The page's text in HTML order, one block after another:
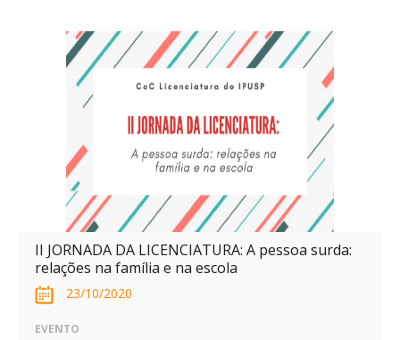
II JORNADA DA LICENCIATURA: A pessoa surda:
relações na família e na escola
23/10/2020
EVENTO